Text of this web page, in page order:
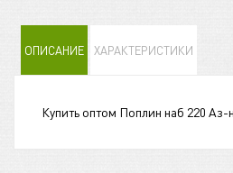
ОПИСАНИЕ ХАРАКТЕРИСТИКИ
Купить оптом Поплин наб 220 Аз-